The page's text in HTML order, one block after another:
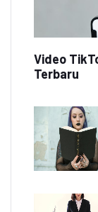
Video
Terbaru